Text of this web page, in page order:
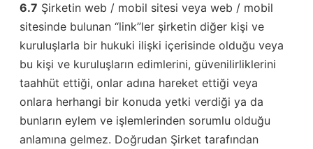
6.7 Şirketin web / mobil sitesi veya web / mobil
sitesinde bulunan “link”ler şirketin diğer kişi ve
kuruluşlarla bir hukuki ilişki içerisinde olduğu veya
bu kişi ve kuruluşların edimlerini, güvenilirliklerini
taahhüt ettiği, onlar adına hareket ettiği veya
onlara herhangi bir konuda yetki verdiği ya da
bunların eylem ve işlemlerinden sorumlu olduğu
anlamına gelmez. Doğrudan Şirket tarafından